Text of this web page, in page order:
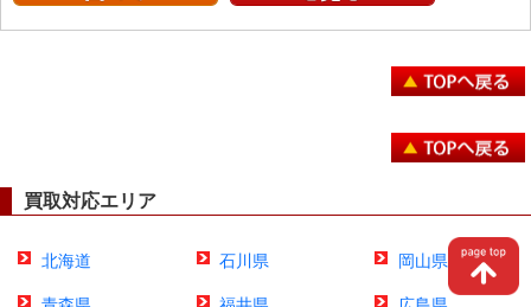
買取対応エリア
北海道 石川県 岡山県